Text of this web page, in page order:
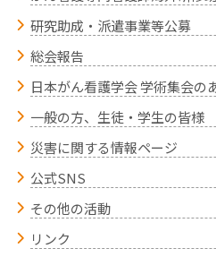
研究助成・派遣事業等公募
総会報告
日本がん看護学会 学術集会の
一般の方、生徒・学生の皆様
災害に関する情報ページ
公式SNS
その他の活動
リンク